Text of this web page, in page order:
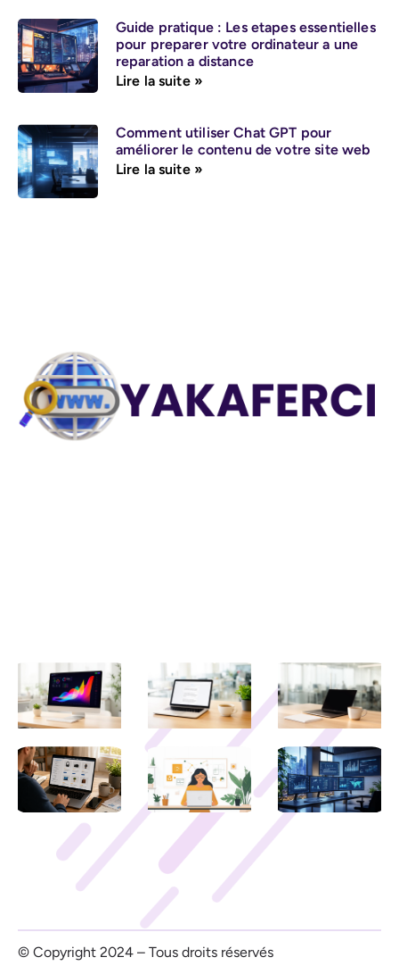
Guide pratique : Les etapes essentielles
pour preparer votre ordinateur a une
reparation a distance
Lire la suite »
Comment utiliser Chat GPT pour
améliorer le contenu de votre site web
Lire la suite »
© Copyright 2024 – Tous droits réservés